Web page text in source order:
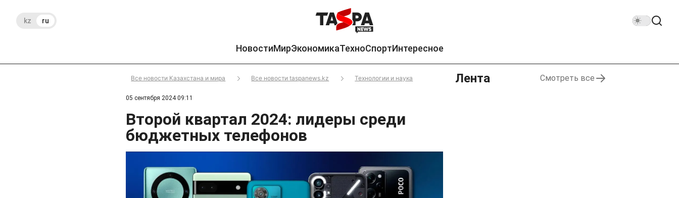
kz ru
НовостиМирЭкономикаТехноСпортИнтересное
Все новости Казахстана и мира Все новости taspanews.kz Технологии и наука
05 сентября 2024 09:11
Второй квартал 2024: лидеры среди
бюджетных телефонов
Лента Смотреть все